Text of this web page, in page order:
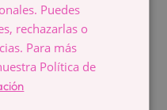
Puedes
rechazarlas o
Para más
Política de